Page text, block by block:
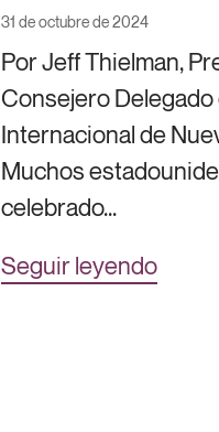
31 de octubre de 2024
Por Jeff Thielman,
Consejero
Internacional de
Muchos
celebrado...
Seguir leyendo